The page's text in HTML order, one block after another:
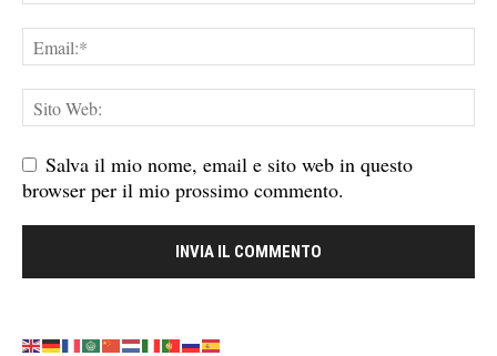
Salva il mio nome, email e sito web in questo
browser per il mio prossimo commento.